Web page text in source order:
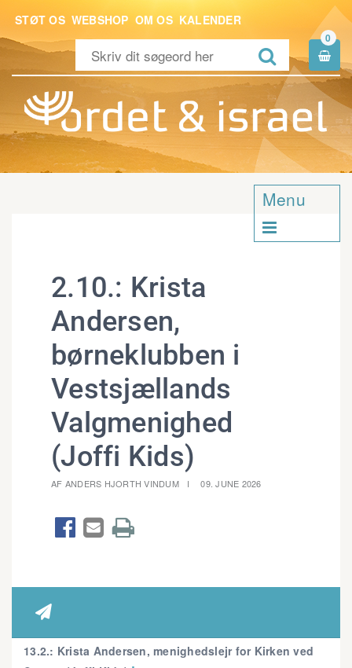
STØT OS WEBSHOP OM OS KALENDER

0

Menu

2.10.: Krista
Andersen,
børneklubben i
Vestsjællands
Valgmenighed
(Joffi Kids)
AF ANDERS HJORTH VINDUM 09. JUNE 2026
  

13.2.: Krista Andersen, menighedslejr for Kirken ved